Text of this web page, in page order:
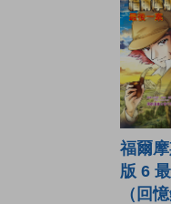
福爾
版 6
（回